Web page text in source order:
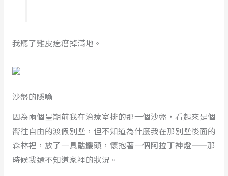
我聽了雞皮疙瘩掉滿地。
沙盤的隱喻
因為兩個星期前我在治療室排的那一個沙盤，看起來是個
嚮往自由的渡假別墅，但不知道為什麼我在那別墅後面的
森林裡，放了一具骷髏頭 ，懷抱著一個阿拉丁神燈——那
時候我還不知道家裡的狀況。